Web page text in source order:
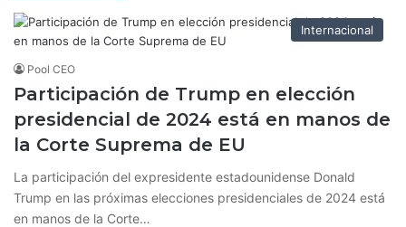
Internacional
Pool CEO
Participación de Trump en elección
presidencial de 2024 está en manos de
la Corte Suprema de EU
La participación del expresidente estadounidense Donald
Trump en las próximas elecciones presidenciales de 2024 está
en manos de la Corte…